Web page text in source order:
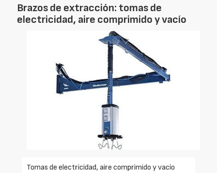
Brazos de extracción: tomas de
electricidad, aire comprimido y vacío
Tomas de electricidad, aire comprimido y vacío